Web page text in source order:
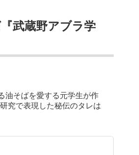
武蔵野アブラ学
油そばを愛する元学生が作
究で表現した秘伝のタレは